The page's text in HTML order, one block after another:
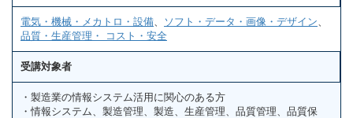
電気・機械・メカトロ・設備 ソフト・データ・画像・デザイン
品質・生産管理・ コスト・安全
受講対象者
・製造業の情報システム活用に関心のある方
・情報システム、製造管理、製造、生産管理、品質管理、品質保